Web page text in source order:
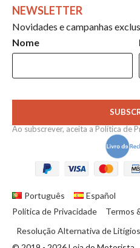
NEWSLETTER
Novidades e campanhas
Nome
Ao subscrever, aceita a Política de
Português
Español
Política de Privacidade
Termos
Resolução Alternativa de Litígios